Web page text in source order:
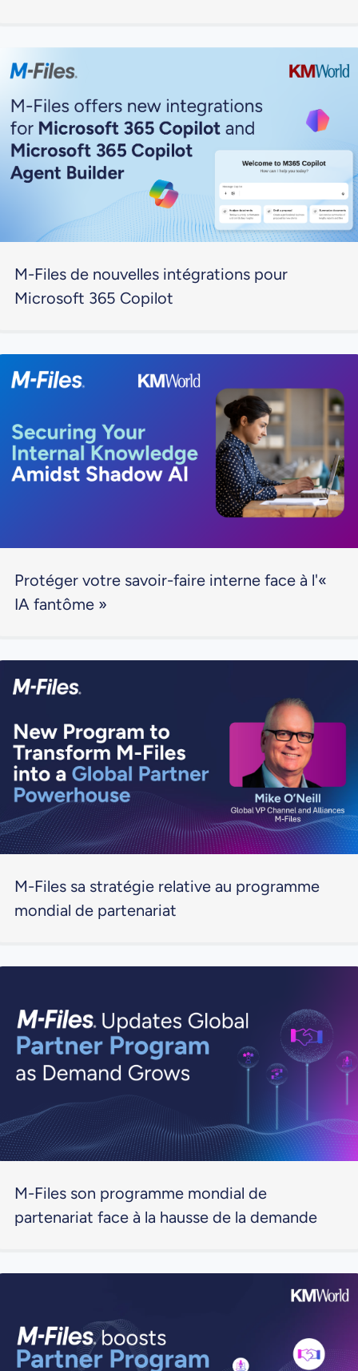
M-Files de nouvelles intégrations pour
Microsoft 365 Copilot
Protéger votre savoir-faire interne face à l'«
IA fantôme »
M-Files sa stratégie relative au programme
mondial de partenariat
M-Files son programme mondial de
partenariat face à la hausse de la demande